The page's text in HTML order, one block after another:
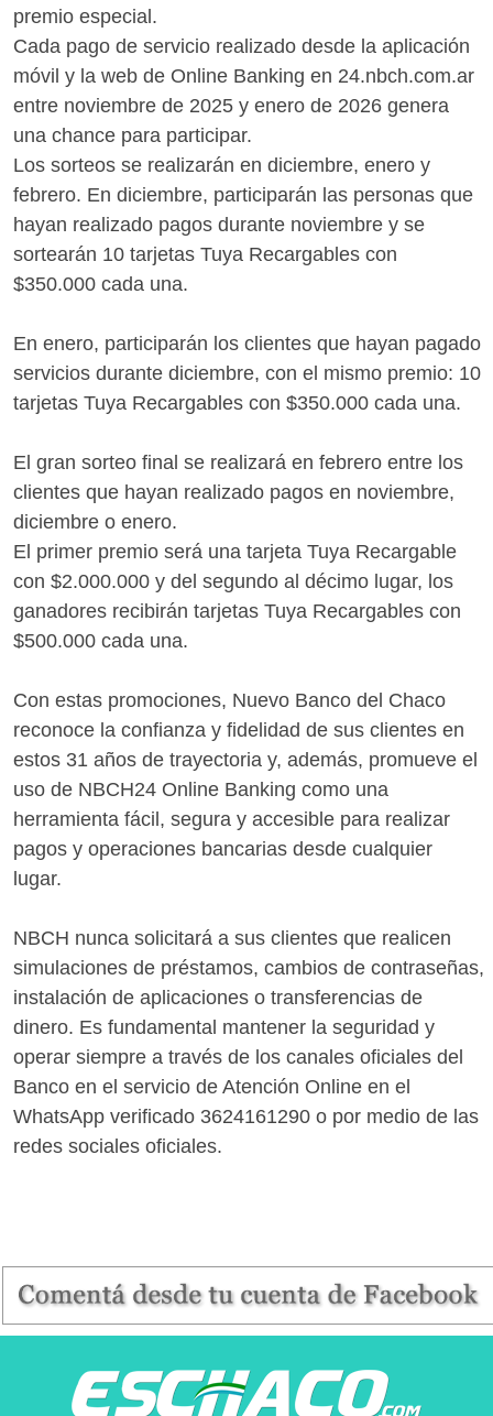
premio especial.
Cada pago de servicio realizado desde la aplicación
móvil y la web de Online Banking en 24.nbch.com.ar
entre noviembre de 2025 y enero de 2026 genera
una chance para participar.
Los sorteos se realizarán en diciembre, enero y
febrero. En diciembre, participarán las personas que
hayan realizado pagos durante noviembre y se
sortearán 10 tarjetas Tuya Recargables con
$350.000 cada una.
En enero, participarán los clientes que hayan pagado
servicios durante diciembre, con el mismo premio: 10
tarjetas Tuya Recargables con $350.000 cada una.
El gran sorteo final se realizará en febrero entre los
clientes que hayan realizado pagos en noviembre,
diciembre o enero.
El primer premio será una tarjeta Tuya Recargable
con $2.000.000 y del segundo al décimo lugar, los
ganadores recibirán tarjetas Tuya Recargables con
$500.000 cada una.
Con estas promociones, Nuevo Banco del Chaco
reconoce la confianza y fidelidad de sus clientes en
estos 31 años de trayectoria y, además, promueve el
uso de NBCH24 Online Banking como una
herramienta fácil, segura y accesible para realizar
pagos y operaciones bancarias desde cualquier
lugar.
NBCH nunca solicitará a sus clientes que realicen
simulaciones de préstamos, cambios de contraseñas,
instalación de aplicaciones o transferencias de
dinero. Es fundamental mantener la seguridad y
operar siempre a través de los canales oficiales del
Banco en el servicio de Atención Online en el
WhatsApp verificado 3624161290 o por medio de las
redes sociales oficiales.